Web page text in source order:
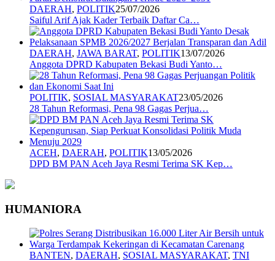
DAERAH, POLITIK25/07/2026
Saiful Arif Ajak Kader Terbaik Daftar Ca…
DAERAH, JAWA BARAT, POLITIK13/07/2026
Anggota DPRD Kabupaten Bekasi Budi Yanto…
POLITIK, SOSIAL MASYARAKAT23/05/2026
28 Tahun Reformasi, Pena 98 Gagas Perjua…
ACEH, DAERAH, POLITIK13/05/2026
DPD BM PAN Aceh Jaya Resmi Terima SK Kep…
HUMANIORA
BANTEN, DAERAH, SOSIAL MASYARAKAT, TNI